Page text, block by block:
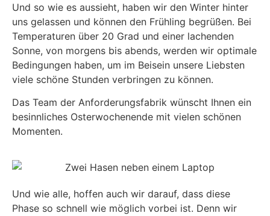
Und so wie es aussieht, haben wir den Winter hinter
uns gelassen und können den Frühling begrüßen. Bei
Temperaturen über 20 Grad und einer lachenden
Sonne, von morgens bis abends, werden wir optimale
Bedingungen haben, um im Beisein unsere Liebsten
viele schöne Stunden verbringen zu können.
Das Team der Anforderungsfabrik wünscht Ihnen ein
besinnliches Osterwochenende mit vielen schönen
Momenten.
Und wie alle, hoffen auch wir darauf, dass diese
Phase so schnell wie möglich vorbei ist. Denn wir